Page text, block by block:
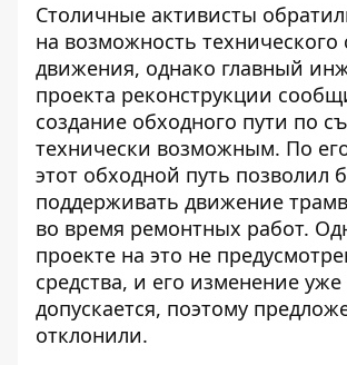
Столичные активисты
на возможность технического
движения, однако главный
проекта реконструкции
создание обходного пути по
технически возможным. По
этот обходной путь позволил
поддерживать движение
во время ремонтных работ.
проекте на это не
средства, и его изменение уже
допускается, поэтому
отклонили.